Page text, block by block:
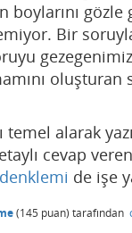
boylarını
Bir
oluşturan
temel alarak
cevap veren
de işe
(145 puan) tarafından